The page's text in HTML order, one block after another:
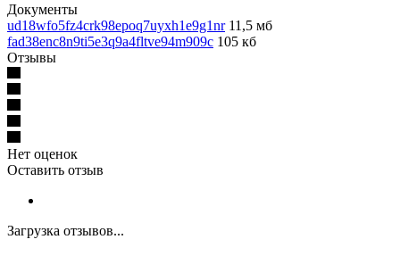
Документы
ud18wfo5fz4crk98epoq7uyxh1e9g1nr 11,5 мб
fad38enc8n9ti5e3q9a4fltve94m909c 105 кб
Отзывы
Нет оценок
Оставить отзыв
Загрузка отзывов...